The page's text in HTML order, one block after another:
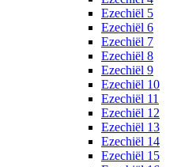
Ezechiël 5
Ezechiël 6
Ezechiël 7
Ezechiël 8
Ezechiël 9
Ezechiël 10
Ezechiël 11
Ezechiël 12
Ezechiël 13
Ezechiël 14
Ezechiël 15